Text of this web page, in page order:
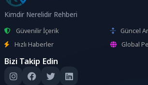
Kimdir Nerelidir Rehberi
Güvenilir İçerik
Güncel
Hızlı Haberler
Global
Bizi Takip Edin